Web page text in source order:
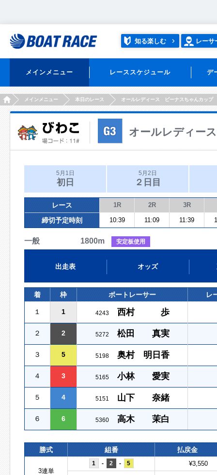
知る楽しむ レーサ
メインメニュー レーススケジュール デ
HOMEメインメニュー 本日のレース オールレディース ビーナスちゃんカップ
オールレディー
5月1日
初日
5月2日
２日目
レース 1R 2R 3R
締切予定時刻 10:39 11:09 11:39
一般 1800m 安定板使用
出走表 オッズ
着 枠 ボートレーサー レ
１ 1 4243 西村 歩
２ 2 5272 松田 真実
３ 5 5198 奥村 明日香
４ 3 5165 小林 愛実
５ 4 5151 山下 奈緒
６ 6 5360 高木 茉白
勝式 組番 払戻金
3連単
1 - 2 - 5 ¥3,550